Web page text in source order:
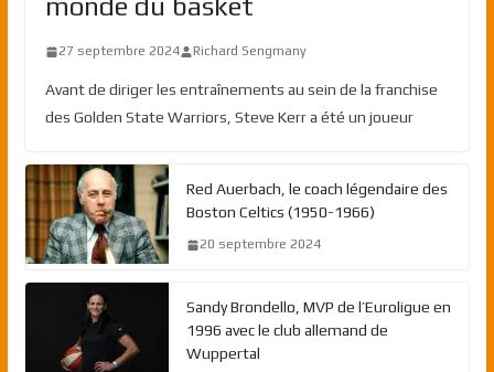
monde du basket
27 septembre 2024 Richard Sengmany
Avant de diriger les entraînements au sein de la franchise
des Golden State Warriors, Steve Kerr a été un joueur
Red Auerbach, le coach légendaire des
Boston Celtics (1950-1966)
20 septembre 2024
Sandy Brondello, MVP de l’Euroligue en
1996 avec le club allemand de
Wuppertal